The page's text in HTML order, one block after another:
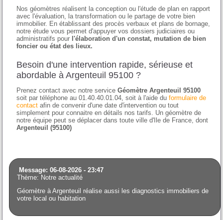
Nos géomètres réalisent la conception ou l'étude de plan en rapport
avec l'évaluation, la transformation ou le partage de votre bien
immobilier. En établissant des procès verbaux et plans de bornage,
notre étude vous permet d'appuyer vos dossiers judiciaires ou
administratifs pour l'élaboration d'un constat, mutation de bien
foncier ou état des lieux.
Besoin d'une intervention rapide, sérieuse et
abordable à Argenteuil 95100 ?
Prenez contact avec notre serviceGéomètre Argenteuil 95100
soit par téléphone au 01.40.40.01.04, soit à l'aide duformulaire de
contact afin de convenir d'une date d'intervention ou tout
simplement pour connaitre en détails nos tarifs. Un géomètre de
notre équipe peut se déplacer dans toute ville d'Ile de France, dont
Argenteuil (95100)
Message: 06-08-2026 - 23:47
Thème: Notre actualité
Géomètre à Argenteuil réalise aussi les diagnostics immobiliers de
votre local ou habitation